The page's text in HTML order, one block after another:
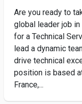
Are you ready to
global leader job
for a Technical
lead a dynamic
drive technical
position is based
France,...